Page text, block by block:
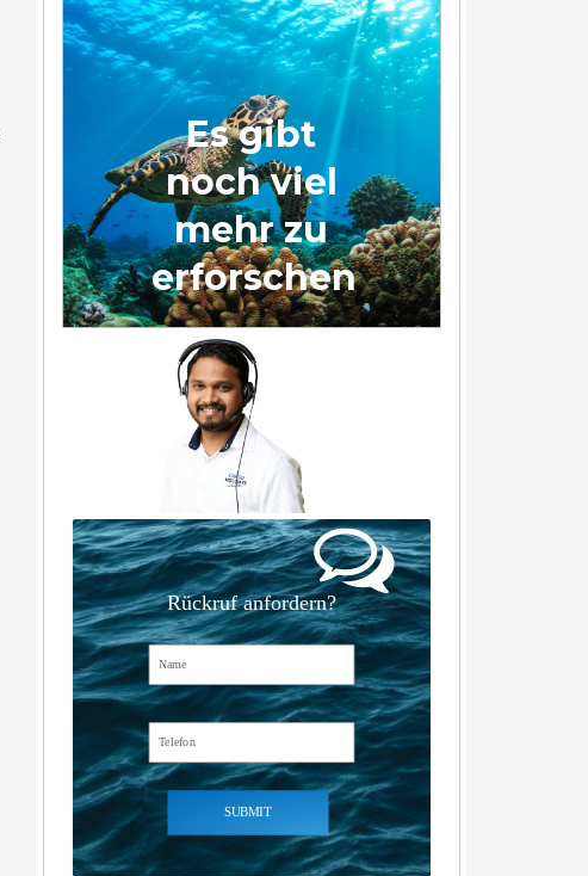
Es gibt
noch viel
mehr zu
erforschen
Rückruf anfordern?
SUBMIT